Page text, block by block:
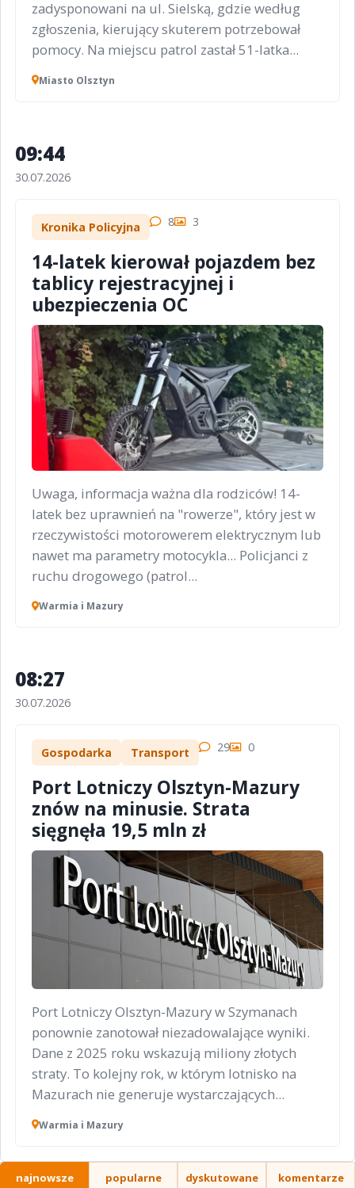
zadysponowani na ul. Sielską, gdzie według
zgłoszenia, kierujący skuterem potrzebował
pomocy. Na miejscu patrol zastał 51-latka...
Miasto Olsztyn
09:44
30.07.2026
Kronika Policyjna 8 3
14-latek kierował pojazdem bez
tablicy rejestracyjnej i
ubezpieczenia OC
Uwaga, informacja ważna dla rodziców! 14-
latek bez uprawnień na "rowerze", który jest w
rzeczywistości motorowerem elektrycznym lub
nawet ma parametry motocykla... Policjanci z
ruchu drogowego (patrol...
Warmia i Mazury
08:27
30.07.2026
Gospodarka Transport 29 0
Port Lotniczy Olsztyn-Mazury
znów na minusie. Strata
sięgnęła 19,5 mln zł
Port Lotniczy Olsztyn-Mazury w Szymanach
ponownie zanotował niezadowalające wyniki.
Dane z 2025 roku wskazują miliony złotych
straty. To kolejny rok, w którym lotnisko na
Mazurach nie generuje wystarczających...
Warmia i Mazury
najnowsze popularne dyskutowane komentarze